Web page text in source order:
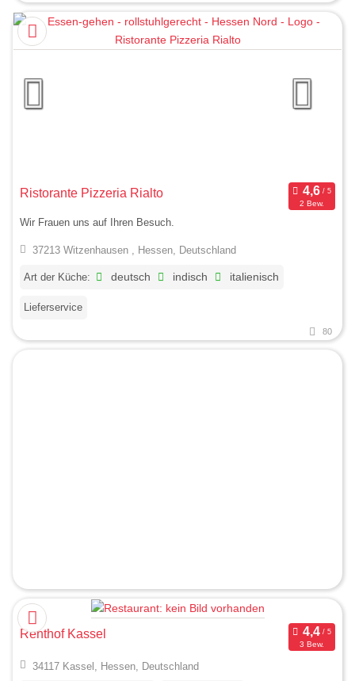
Ristorante Pizzeria Rialto
2 Bew.
Wir Frauen uns auf Ihren Besuch.
37213 Witzenhausen , Hessen, Deutschland
Art der Küche: deutsch indisch italienisch
Lieferservice
80
Renthof Kassel
3 Bew.
34117 Kassel, Hessen, Deutschland